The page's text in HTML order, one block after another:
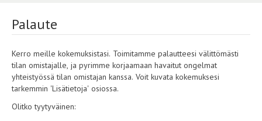
Palaute
Kerro meille kokemuksistasi. Toimitamme palautteesi välittömästi
tilan omistajalle, ja pyrimme korjaamaan havaitut ongelmat
yhteistyössä tilan omistajan kanssa. Voit kuvata kokemuksesi
tarkemmin 'Lisätietoja' osiossa.
Olitko tyytyväinen: